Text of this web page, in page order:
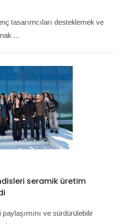
tasarımcıları desteklemek ve
...
seramik üretim
ve sürdürülebilir